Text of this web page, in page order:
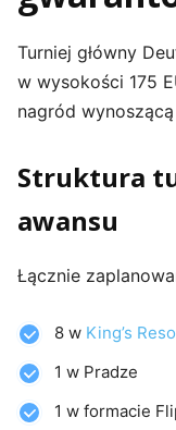
Turniej główny
w wysokości 175
nagród
Struktura
awansu
Łącznie
8 w King’s
1 w Pradze
1 w formacie